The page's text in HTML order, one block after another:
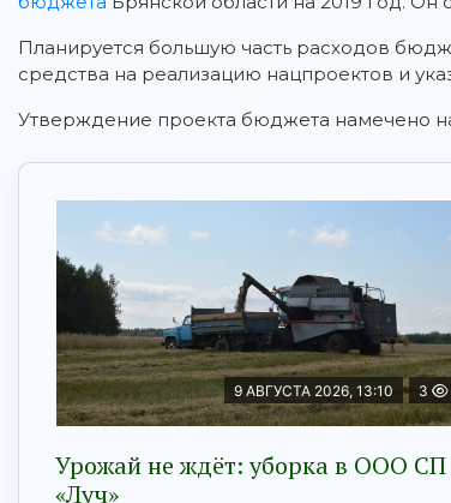
Планируется большую часть расходов
средства на реализацию нацпроектов и
Утверждение проекта бюджета намечено
9 АВГУСТА 2026, 13:10 3
Урожай не ждёт: уборка в ООО СП
«Луч»